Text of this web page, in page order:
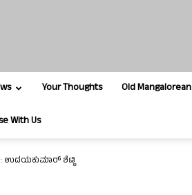
Your Thoughts Old Mangalorean
With Us
: ಉದಯಕುಮಾರ್ ಶೆಟ್ಟಿ